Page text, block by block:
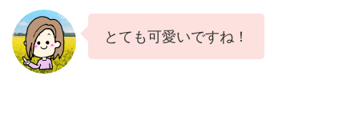
とても可愛いですね！